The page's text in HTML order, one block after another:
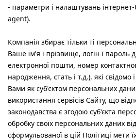
- параметри і налаштувань інтернет-
agent).
Компанія збирає тільки ті
Ваше ім'я і прізвище, логін і пароль
електронної пошти, номер
народження, стать і т.д.), які свідомо
Вами як суб'єктом персональних
використання сервісів Сайту, що
законодавства є згодою суб'єкта
обробку своїх персональних даних
сформульованої в цій Політиці мети